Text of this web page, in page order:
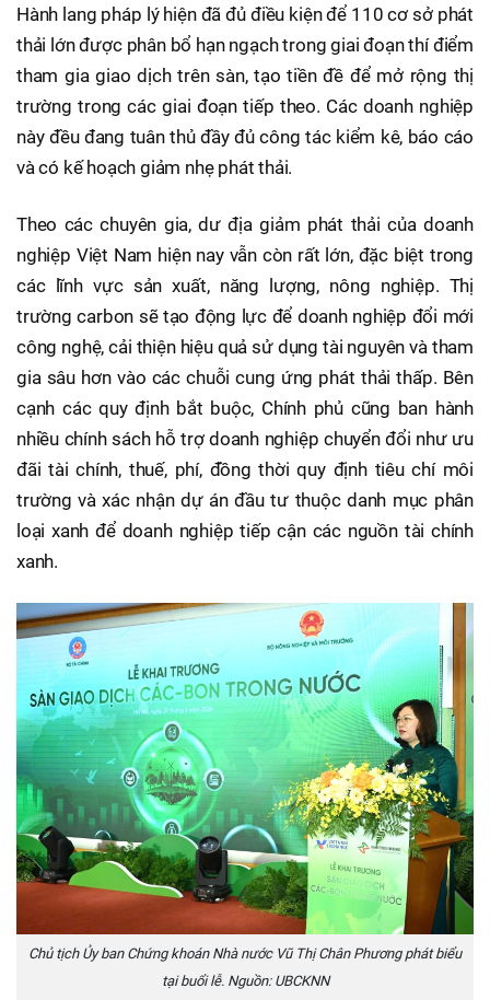
Hành lang pháp lý hiện đã đủ điều kiện để 110 cơ sở phát
thải lớn được phân bổ hạn ngạch trong giai đoạn thí điểm
tham gia giao dịch trên sàn, tạo tiền đề để mở rộng thị
trường trong các giai đoạn tiếp theo. Các doanh nghiệp
này đều đang tuân thủ đầy đủ công tác kiểm kê, báo cáo
và có kế hoạch giảm nhẹ phát thải.
Theo các chuyên gia, dư địa giảm phát thải của doanh
nghiệp Việt Nam hiện nay vẫn còn rất lớn, đặc biệt trong
các lĩnh vực sản xuất, năng lượng, nông nghiệp. Thị
trường carbon sẽ tạo động lực để doanh nghiệp đổi mới
công nghệ, cải thiện hiệu quả sử dụng tài nguyên và tham
gia sâu hơn vào các chuỗi cung ứng phát thải thấp. Bên
cạnh các quy định bắt buộc, Chính phủ cũng ban hành
nhiều chính sách hỗ trợ doanh nghiệp chuyển đổi như ưu
đãi tài chính, thuế, phí, đồng thời quy định tiêu chí môi
trường và xác nhận dự án đầu tư thuộc danh mục phân
loại xanh để doanh nghiệp tiếp cận các nguồn tài chính
xanh.
Chủ tịch Ủy ban Chứng khoán Nhà nước Vũ Thị Chân Phương phát biểu
tại buổi lễ. Nguồn: UBCKNN